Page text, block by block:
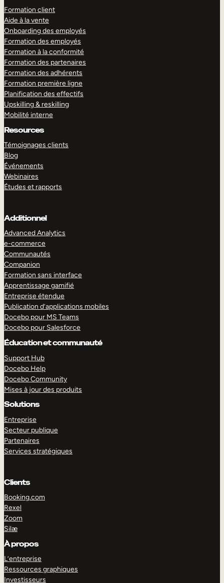
Formation client
Aide à la vente
Onboarding des employés
Formation des employés
Formation à la conformité
Formation des partenaires
Formation des adhérents
Formation première ligne
Planification des effectifs
Upskilling & reskilling
Mobilité interne
Resources
Témoignages clients
Blog
Événements
Webinaires
Études et rapports
Additionnel
Advanced Analytics
e-commerce
Communautés
Companion
Formation sans interface
Apprentissage gamifié
Entreprise étendue
Publication d’applications mobiles
Docebo pour MS Teams
Docebo pour Salesforce
Éducation et communauté
Support Hub
Docebo Help
Docebo Community
Mises à jour des produits
Solutions
Entreprise
Secteur publique
Partenaires
Services stratégiques
Clients
Booking.com
Rexel
Zoom
Silæ
À propos
L’entreprise
Ressources graphiques
Investisseurs